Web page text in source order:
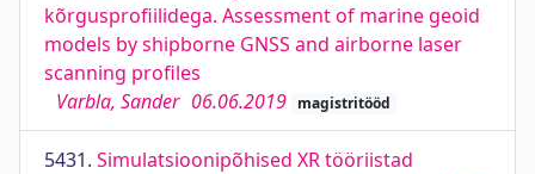
kõrgusprofiilidega. Assessment of marine geoid
models by shipborne GNSS and airborne laser
scanning profiles
Varbla, Sander 06.06.2019 magistritööd
5431. Simulatsioonipõhised XR tööriistad